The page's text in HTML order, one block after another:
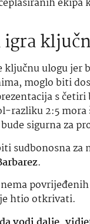
ekipa
ulogu jer
moglo biti
s četiri
razliku 2:5
sigurna za
sudbonosna za
.
htio otkrivati.